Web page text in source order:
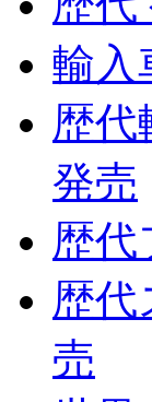
輸入
歴
発売
歴
歴
売